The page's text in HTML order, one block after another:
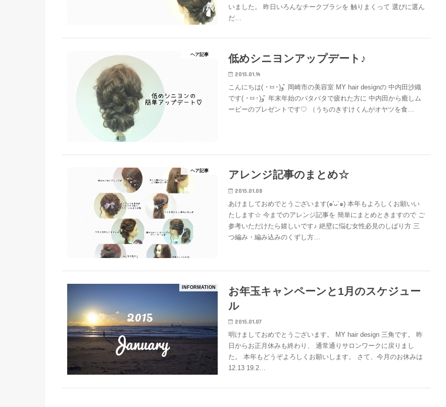
いました。 昨日いろんなチークブラシを 触りまくって 選びに選ん
だ…
ヘア記事 低めシニヨンアップデート♪
2015.01.14
こんにちは( ･ㅂ･)و ̑̑ 岡崎市の美容室 MY hair designの 中内田沙織
です( ･ㅂ･)و ̑̑ 年末年始のバタバタで疲れた方に 中内田から癒しム
ービーのプレゼントです♡ （うちのきすけくんがオヤツを食…
ヘア記事 アレンジ記事のまとめ☆
2015.01.08
あけましておめでとうございます(๑′ᴗ‵๑) 本年もよろしくお願いい
たします☆ 今までのアレンジ記事を 簡単にまとめときますので ご
参考いただけたら嬉しいです♪ 絶壁に悩む女性必見のしばり方 三
つ編み・編み込みのくずし方…
INFORMATION
お年玉キャンペーンと1月のスケジュー
ル
2015.01.07
明けましておめでとうございます。 MY hair design 三角です。 昨
日からお正月休みも終わり、 通常通りサロンワークに戻りまし
た。 本年もどうぞよろしくお願いします。 さて、今月のお休みは
12.13 19.2…